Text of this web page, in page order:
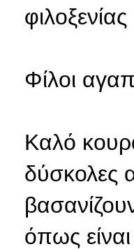
Φίλοι
Καλό
δύσκολες
όπως